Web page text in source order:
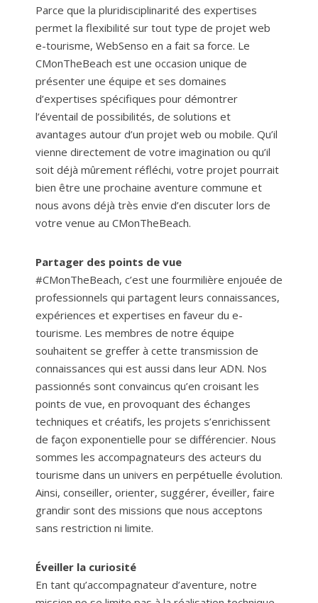
Parce que la pluridisciplinarité des expertises
permet la flexibilité sur tout type de projet web
e-tourisme, WebSenso en a fait sa force. Le
CMonTheBeach est une occasion unique de
présenter une équipe et ses domaines
d’expertises spécifiques pour démontrer
l’éventail de possibilités, de solutions et
avantages autour d’un projet web ou mobile. Qu’il
vienne directement de votre imagination ou qu’il
soit déjà mûrement réfléchi, votre projet pourrait
bien être une prochaine aventure commune et
nous avons déjà très envie d’en discuter lors de
votre venue au CMonTheBeach.
Partager des points de vue
#CMonTheBeach, c’est une fourmilière enjouée de
professionnels qui partagent leurs connaissances,
expériences et expertises en faveur du e-
tourisme. Les membres de notre équipe
souhaitent se greffer à cette transmission de
connaissances qui est aussi dans leur ADN. Nos
passionnés sont convaincus qu’en croisant les
points de vue, en provoquant des échanges
techniques et créatifs, les projets s’enrichissent
de façon exponentielle pour se différencier. Nous
sommes les accompagnateurs des acteurs du
tourisme dans un univers en perpétuelle évolution.
Ainsi, conseiller, orienter, suggérer, éveiller, faire
grandir sont des missions que nous acceptons
sans restriction ni limite.
Éveiller la curiosité
En tant qu’accompagnateur d’aventure, notre